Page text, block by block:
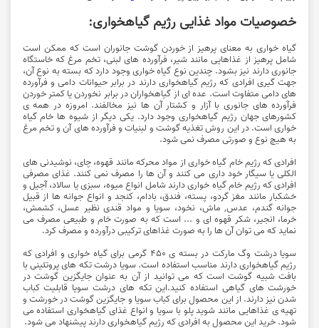
خصوصیات مواد غذایی رژیم گیاهخواری:
گیاه خواری به معنای پرهیز از خوردن گوشت جانوران است که ممکن است
شامل پرهیز از غذاهایی مانند شیر، فرآورده های لبنی، تخم مرغ که خاستگاه
جانوری دارند نیز بشود. چندین نوع گیاه خواری وجود دارد که بسته به نوع آن،
جهت گیری افرادی که رژیم گیاهخواری دارند در برابر حیوانات دامی و فرآورده
های دامی متفاوت است. عده ای از گیاهخواران در برابر نخوردن یا کمتر خوردن
فرآورده های جانوری با آزار و کشتار آن ها نیز مخالفند. امروزه در همه ی
کشورهای جهان رژیم گیاهخواری وجود دارد. یکی دیگر از شیوه ها خام گیاه
خواری است. در این روش تغذیه گوشت و لبنیات و فرآورده های آن و تخم مرغ
به هیچ نوع و صورتی مصرف نمی شود.
افرادی که رژیم خام گیاه خواری از مواد محرکه مانند قهوه، چای، نوشیدنی های
الکلی یا سیگار خود داری می کنند و آن ها را مصرف نمی کنند. غذای مصرفی
افرادی که رژیم خام گیاه خواری دارند شامل انواع میوه، سبزی یا سالاد، آجیل و
خشکبار مانند مغز گردو، پسته، فندق، بادام، کنجد و انواع جوانه ها از قبیل
جوانه گندم، عدس, ماش، نخود، سویا و مواد قندی نظیر عسل، کشمش،
خرما، انجیر، شکر قهوه ای و ... است که به صورت خام و طبیعی مصرف می
نماید که می توان آن ها را به صورت غذاهای ترکیبی درآورده و مصرف کرد.
سویا درشت وگ مارکت در بسته ی 450 گرمی برای گیاه خواری و افرادی که
رژیم گیاهخواری دارند مناسب استفاده است. سویا درشت تکه های پروتئینی با
بافت شبیه گوشت است که می توانید از آن به عنوان جایگزین گوشت در
خورشت های گیاهی استفاده کنید.این تکه های درشت سویا قابلیت کباب
شدن نیز دارند. از این محصول برای کباب سویا و جایگزین گوشت در خورشت و
تهیه ی غذاهایی مانند شوید پلو با سویا و انواع غذای گیاهخواری استفاده می
شود. خرید این محصول به افرادی که رژیم گیاهخواری دارند پیشنهاد می شود.